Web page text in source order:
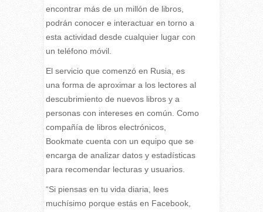
encontrar más de un millón de libros,
podrán conocer e interactuar en torno a
esta actividad desde cualquier lugar con
un teléfono móvil.
El servicio que comenzó en Rusia, es
una forma de aproximar a los lectores al
descubrimiento de nuevos libros y a
personas con intereses en común. Como
compañía de libros electrónicos,
Bookmate cuenta con un equipo que se
encarga de analizar datos y estadísticas
para recomendar lecturas y usuarios.
“Si piensas en tu vida diaria, lees
muchísimo porque estás en Facebook,